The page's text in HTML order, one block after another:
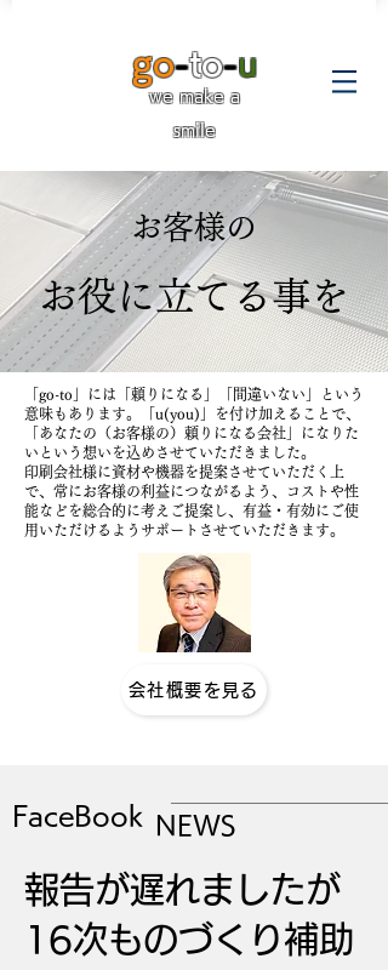
go-to-u
we make a
smile
お客様の
お役に立てる事を
「go-to」には「頼りになる」「間違いない」という
意味もあります。「u(you)」を付け加えることで、
「あなたの（お客様の）頼りになる会社」になりた
いという想いを込めさせていただきました。
印刷会社様に資材や機器を提案させていただく上
で、常にお客様の利益につながるよう、コストや性
能などを総合的に考えご提案し、有益・有効にご使
用いただけるようサポートさせていただきます。
会社概要を見る
FaceBook NEWS
報告が遅れましたが
16次ものづくり補助